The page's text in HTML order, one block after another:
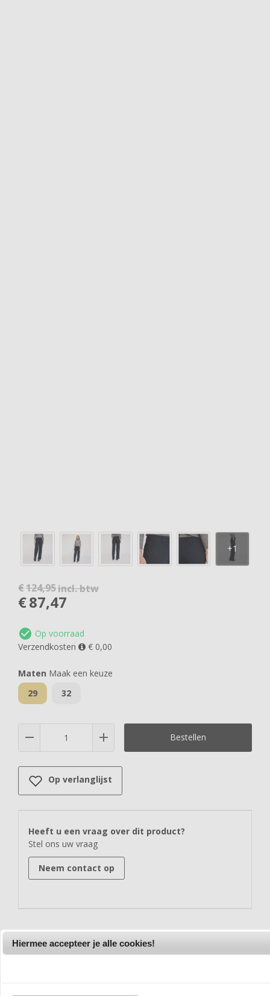
€124,95incl. btw
€87,47
Op voorraad
Verzendkosten
€ 0,00
Maten Maak een keuze
29
32
Bestellen
Op verlanglijst
Heeft u een vraag over dit product?
Stel ons uw vraag
Neem contact op
Productomschrijving
Hiermee accepteer je alle cookies!